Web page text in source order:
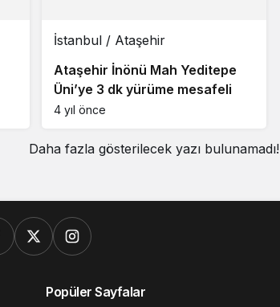
İstanbul / Ataşehir
Ataşehir İnönü Mah Yeditepe
Üni’ye 3 dk yürüme mesafeli
4 yıl önce
Daha fazla gösterilecek yazı bulunamadı!
Popüler Sayfalar